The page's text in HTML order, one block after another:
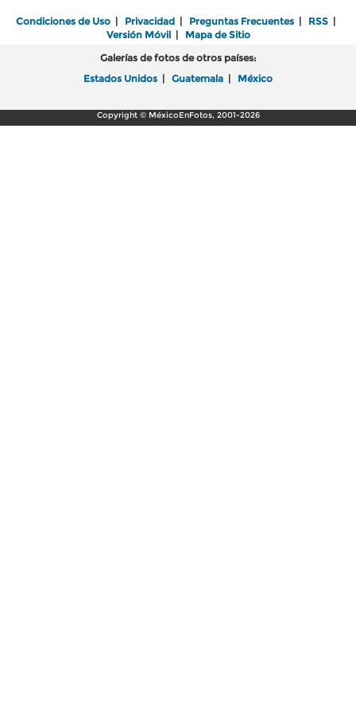
Condiciones de Uso | Privacidad | Preguntas Frecuentes | RSS |
Versión Móvil| Mapa de Sitio
Galerías de fotos de otros países:
Estados Unidos | Guatemala | México
Copyright © MéxicoEnFotos, 2001-2026